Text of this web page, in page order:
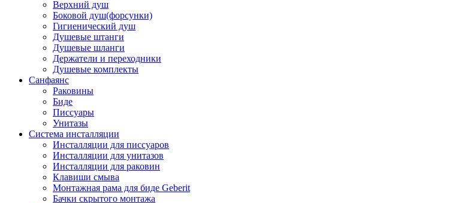
Верхний душ
Боковой душ(форсунки)
Гигиенический душ
Душевые штанги
Душевые шланги
Держатели и переходники
Душевые комплекты
Санфаянс
Раковины
Биде
Писсуары
Унитазы
Система инсталляции
Инсталляции для писсуаров
Инсталляции для унитазов
Инсталляции для раковин
Клавиши смыва
Монтажная рама для биде Geberit
Бачки скрытого монтажа